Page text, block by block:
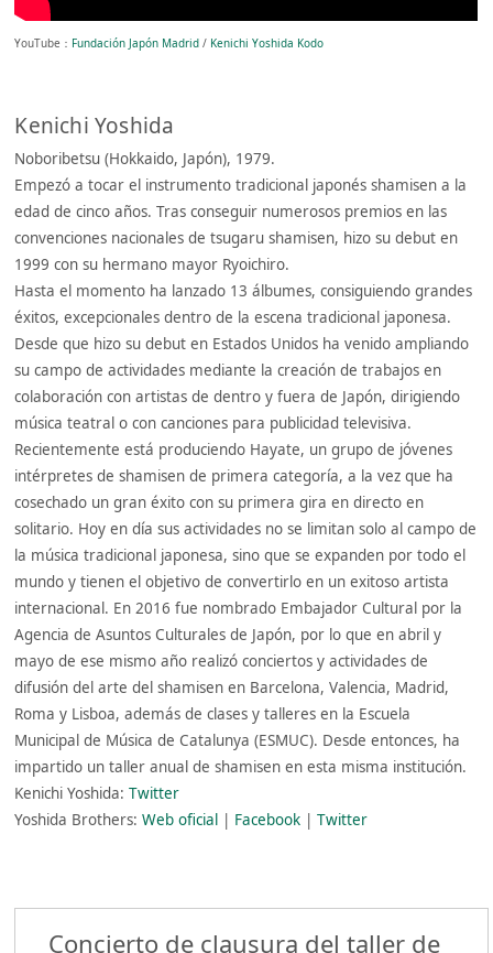
YouTube： Fundación Japón Madrid / Kenichi Yoshida Kodo
Kenichi Yoshida
Noboribetsu (Hokkaido, Japón), 1979.
Empezó a tocar el instrumento tradicional japonés shamisen a la
edad de cinco años. Tras conseguir numerosos premios en las
convenciones nacionales de tsugaru shamisen, hizo su debut en
1999 con su hermano mayor Ryoichiro.
Hasta el momento ha lanzado 13 álbumes, consiguiendo grandes
éxitos, excepcionales dentro de la escena tradicional japonesa.
Desde que hizo su debut en Estados Unidos ha venido ampliando
su campo de actividades mediante la creación de trabajos en
colaboración con artistas de dentro y fuera de Japón, dirigiendo
música teatral o con canciones para publicidad televisiva.
Recientemente está produciendo Hayate, un grupo de jóvenes
intérpretes de shamisen de primera categoría, a la vez que ha
cosechado un gran éxito con su primera gira en directo en
solitario. Hoy en día sus actividades no se limitan solo al campo de
la música tradicional japonesa, sino que se expanden por todo el
mundo y tienen el objetivo de convertirlo en un exitoso artista
internacional. En 2016 fue nombrado Embajador Cultural por la
Agencia de Asuntos Culturales de Japón, por lo que en abril y
mayo de ese mismo año realizó conciertos y actividades de
difusión del arte del shamisen en Barcelona, Valencia, Madrid,
Roma y Lisboa, además de clases y talleres en la Escuela
Municipal de Música de Catalunya (ESMUC). Desde entonces, ha
impartido un taller anual de shamisen en esta misma institución.
Kenichi Yoshida:Twitter
Yoshida Brothers:Web oficial Facebook |Twitter
Concierto de clausura del taller de